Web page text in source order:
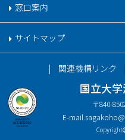
窓口案内
サイトマップ
国立大
〒840-
E-mail.
関連機構リンク
Copyright